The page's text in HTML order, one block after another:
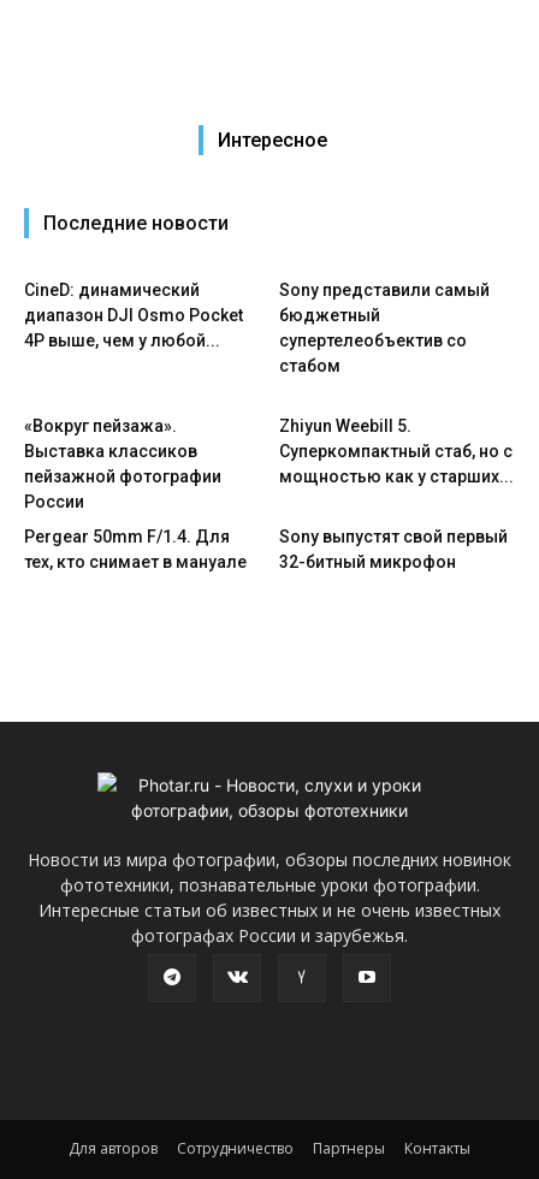
Интересное
Последние новости
CineD: динамический
диапазон DJI Osmo Pocket
4P выше, чем у любой...
Sony представили самый
бюджетный
супертелеобъектив со
стабом
«Вокруг пейзажа».
Выставка классиков
пейзажной фотографии
России
Zhiyun Weebill 5.
Cуперкомпактный стаб, но с
мощностью как у старших...
Pergear 50mm F/1.4. Для
тех, кто снимает в мануале
Sony выпустят свой первый
32-битный микрофон
Новости из мира фотографии, обзоры последних новинок
фототехники, познавательные уроки фотографии.
Интересные статьи об известных и не очень известных
фотографах России и зарубежья.
Для авторов Сотрудничество Партнеры Контакты